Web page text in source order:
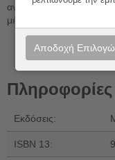
αναγκαστεί να πάρει
μέλλον.
Πληροφορίες
Εκδόσεις:
ISBN 13:
Αποδοχή